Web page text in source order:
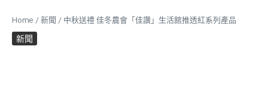
Home /新聞 / 中秋送禮 佳冬農會「佳讚」生活館推透紅系列產品
新聞